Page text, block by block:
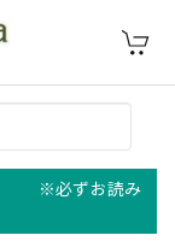
報 ※必ずお読み